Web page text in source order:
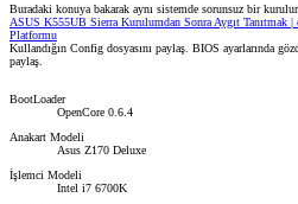
Buradaki konuya bakarak aynı sistemde sorunsuz bir
ASUS K555UB Sierra Kurulumdan Sonra Aygıt Tanıtmak
Platformu
Kullandığın Config dosyasını paylaş. BIOS ayarlarında
paylaş.
BootLoader
OpenCore 0.6.4
Anakart Modeli
Asus Z170 Deluxe
İşlemci Modeli
Intel i7 6700K